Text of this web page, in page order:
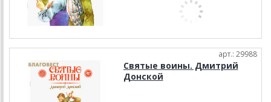
арт.: 29988
Святые воины. Дмитрий
Донской